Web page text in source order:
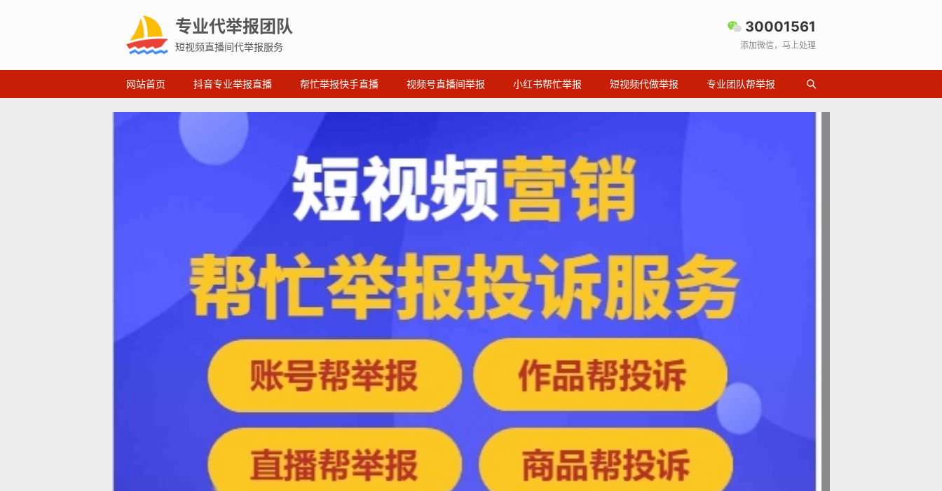
专业代举报团队
短视频直播间代举报服务
30001561
添加微信，马上处理
网站首页 抖音专业举报直播 帮忙举报快手直播 视频号直播间举报 小红书帮忙举报 短视频代做举报 专业团队帮举报